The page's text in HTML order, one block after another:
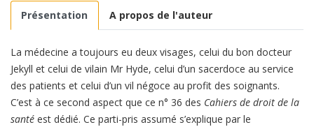
Présentation A propos de l'auteur
La médecine a toujours eu deux visages, celui du bon docteur
Jekyll et celui de vilain Mr Hyde, celui d’un sacerdoce au service
des patients et celui d’un vil négoce au profit des soignants.
C’est à ce second aspect que ce n° 36 des Cahiers de droit de la
santé est dédié. Ce parti-pris assumé s’explique par le